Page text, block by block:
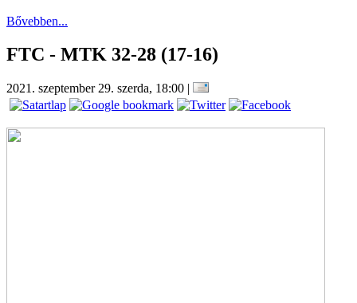
Bővebben...
FTC - MTK 32-28 (17-16)
2021. szeptember 29. szerda, 18:00 |